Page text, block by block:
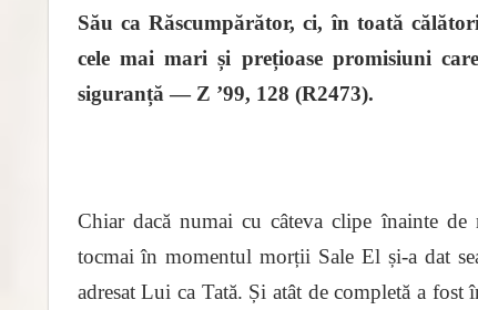
Său ca Răscumpărător, ci, în toată
cele mai mari și prețioase promisiuni
siguranță — Z ’99, 128 (R2473).
Chiar dacă numai cu câteva clipe înainte
tocmai în momentul morții Sale El și-a dat
adresat Lui ca Tată. Și atât de completă a